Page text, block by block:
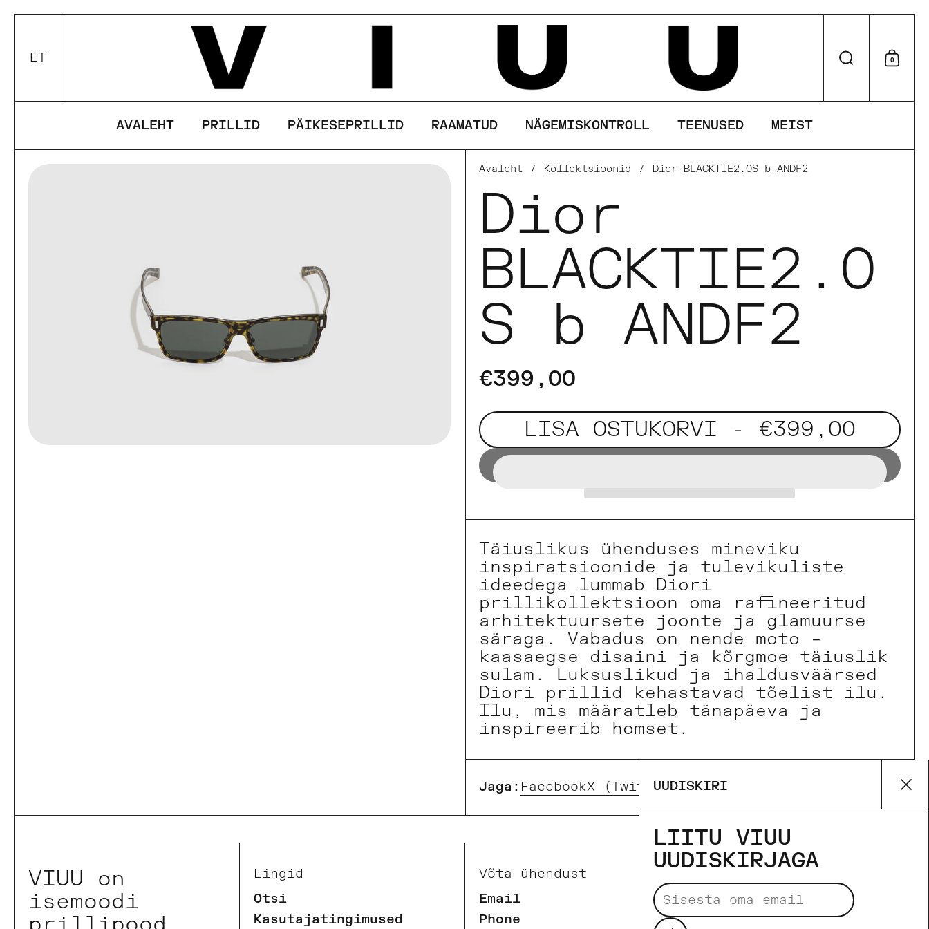
ETValui keel / valuuta Otsi 0
AVALEHT PRILLID PÄIKESEPRILLID RAAMATUD NÄGEMISKONTROLL TEENUSED MEIST
Avaleht / Kollektsioonid / Dior BLACKTIE2.0S b ANDF2
Dior
BLACKTIE2.0
S b ANDF2
€399,00
LISA OSTUKORVI - €399,00
Täiuslikus ühenduses mineviku
inspiratsioonide ja tulevikuliste
ideedega lummab Diori
prillikollektsioon oma rafineeritud
arhitektuursete joonte ja glamuurse
säraga. Vabadus on nende moto –
kaasaegse disaini ja kõrgmoe täiuslik
sulam. Luksuslikud ja ihaldusväärsed
Diori prillid kehastavad tõelist ilu.
Ilu, mis määratleb tänapäeva ja
inspireerib homset.
Jaga: FacebookX (Twitter)Pinterest
VIUU on
isemoodi
Lingid
Otsi
Kasutajatingimused
Võta ühendust
Email
Phone
UUDISKIRI
LIITU VIUU
UUDISKIRJAGA
KEELDU